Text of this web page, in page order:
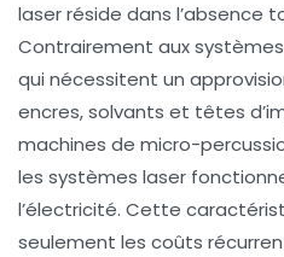
laser réside dans l’absence
Contrairement aux systèmes
qui nécessitent un
encres, solvants et têtes
machines de micro-
les systèmes laser
l’électricité. Cette
seulement les coûts